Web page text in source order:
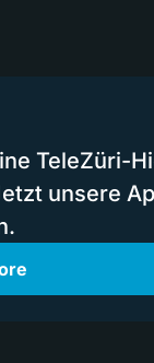
TeleZüri-
unsere